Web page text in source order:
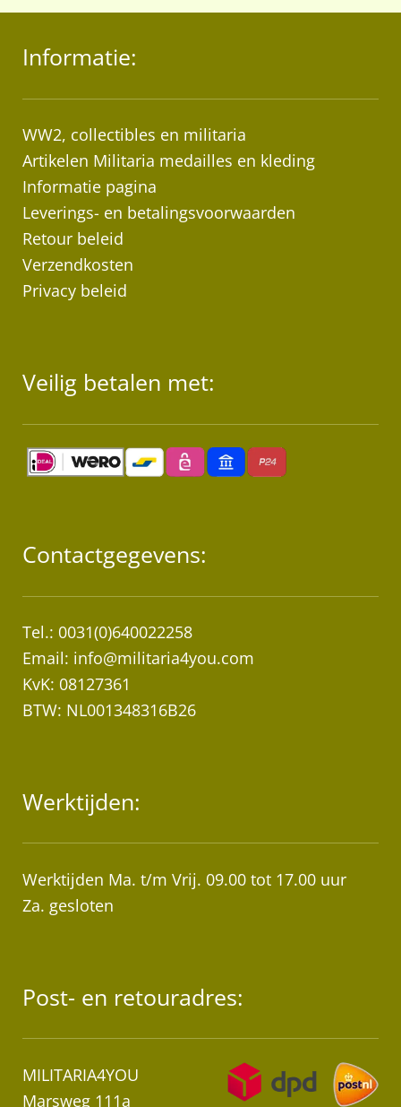
Informatie:
WW2, collectibles en militaria
Artikelen Militaria medailles en kleding
Informatie pagina
Leverings- en betalingsvoorwaarden
Retour beleid
Verzendkosten
Privacy beleid
Veilig betalen met:
Contactgegevens:
Tel.: 0031(0)640022258
Email: info@militaria4you.com
KvK: 08127361
BTW: NL001348316B26
Werktijden:
Werktijden Ma. t/m Vrij. 09.00 tot 17.00 uur
Za. gesloten
Post- en retouradres:
MILITARIA4YOU
Marsweg 111a